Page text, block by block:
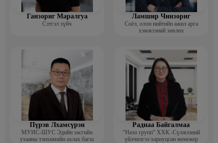
Ганзориг Маралгуа
Сэтгэл зүйч
Ламшир Чинзориг
Соёл, олон нийтийн ажил арга
хэмжээний зөвлөх
Пүрэв Лхамсүрэн
МУИС-ШУС Эдийн засгийн
ухааны тэнхимийн ахлах багш
Раднаа Байгалмаа
“Назо групп” ХХК -Сүлжээний
үйлчилгээ хариуцсан менежер